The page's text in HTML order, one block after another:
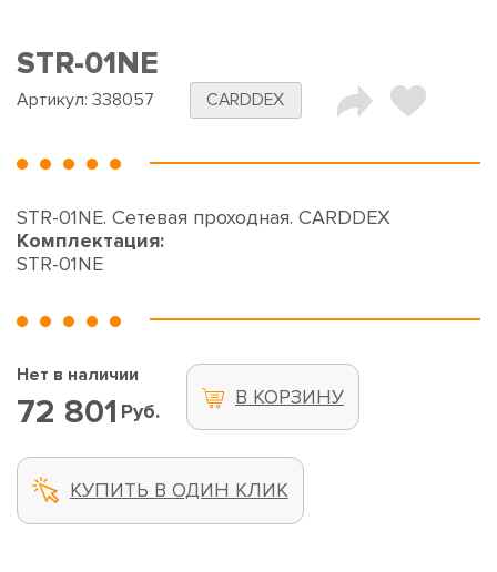
STR-01NE
Артикул: 338057 CARDDEX
STR-01NE. Сетевая проходная. CARDDEX
Комплектация:
STR-01NE
Нет в наличии
72 801 Руб.
В КОРЗИНУ
КУПИТЬ В ОДИН КЛИК